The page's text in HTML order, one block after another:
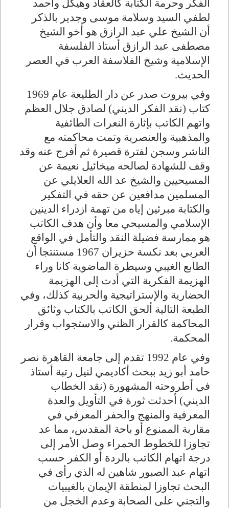
الفكر وحرمة الكتابة كالعقاد وهيكل وأحمد
لطفي السيد وسلامة موسى وجدير بالذكر
أن الشيخ علي عبد الرازق هو أخو الشيخ
مصطفى عبد الرازق أستاذ الفلسفة
الإسلامية وشيخ الفلاسفة العرب في العصر
الحديث.
وفي بيروت صدر عن دار الطليعة عام 1969
كتاب (نقد الفكر الديني) لصادق جلال العظم
واتهم الكاتب بإثارة النعرات الطائفية
والمذهبية والعنصرية وتمت محاكمته مع
الناشر وسجن لفترة قصيرة ثم أفرج عنه وقد
وقف للشهادة لصالحه ميخائيل نعيمة عن
المسيحيين والشيخ عد الله العلايلي عن
المسلمين مدافعين عن حقه في التفكير
والكتابة مبرئين إياه من تهمة ازدراء الدينين
الإسلامي والمسيحي معا وأن هدف الكاتب
هو ممارسة فضيلة النقد والتأمل في الواقع
العربي بعد نكسة حزيران 1967 مستنتجا أن
الطابع الغيبي وسيطرة الماضوية كانا وراء
الهزيمة الفكرية التي أدت إلى الهزيمة
الحضارية والإستراتيجية والحربية كذلك، وفي
الطبعة التالية ألحق الكاتب بالكتاب وثائق
المحاكمة كالقرار الظني والاستجواب وقرار
المحكمة.
وفي عام 1992 تقدم إلى جامعة القاهرة نصر
حامد أبو زيد ببحث أكاديمي لنيل رتبة أستاذ
في أطروحته المشهورة (نقد الخطاب
الديني) أحدثت ثورة في التأويل والعدة
المعرفية والمنهج والحفر المعرفي في
مقاربة الممنوع أو باحة المقدس، مما عد
تجاوزا للخطوط الحمراء وصل الأمر إلى
درجة اتهام الكاتب بالردة أو الكفر حسب
اتهام عبد الصبور شاهين له الذي رأى في
البحث تجاوزا لمنطقة الإيمان بالغيبيات
والتجني على الصحابة وعدم الخجل من